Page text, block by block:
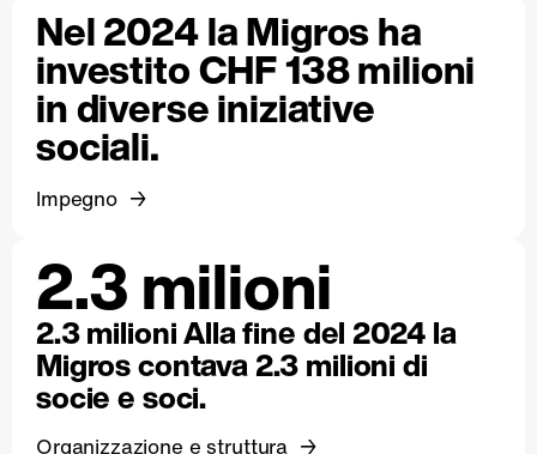
Nel 2024 la Migros ha
investito CHF 138 milioni
in diverse iniziative
sociali.
Impegno
2.3 milioni
2.3 milioni Alla fine del 2024 la
Migros contava 2.3 milioni di
socie e soci.
Organizzazione e struttura